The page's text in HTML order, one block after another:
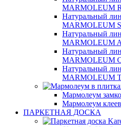
MARMOLEUM
Натуральный
MARMOLEUM
Натуральный
MARMOLEUM
Натуральный
MARMOLEUM
Натуральный
MARMOLEUM
Мармолеум
Мармолеум
ПАРКЕТНАЯ ДОСКА